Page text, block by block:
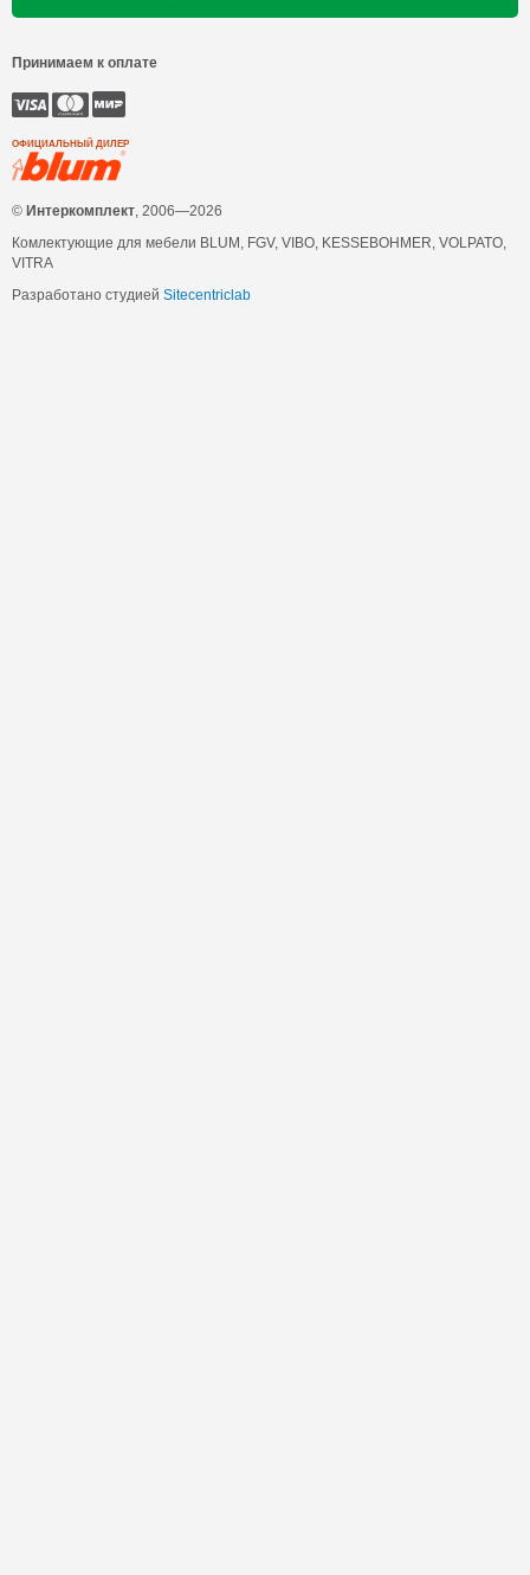
Принимаем к оплате
ОФИЦИАЛЬНЫЙ ДИЛЕР
© Интеркомплект , 2006—2026
Комлектующие для мебели BLUM, FGV, VIBO, KESSEBOHMER, VOLPATO,
VITRA
Разработано студией Sitecentriclab